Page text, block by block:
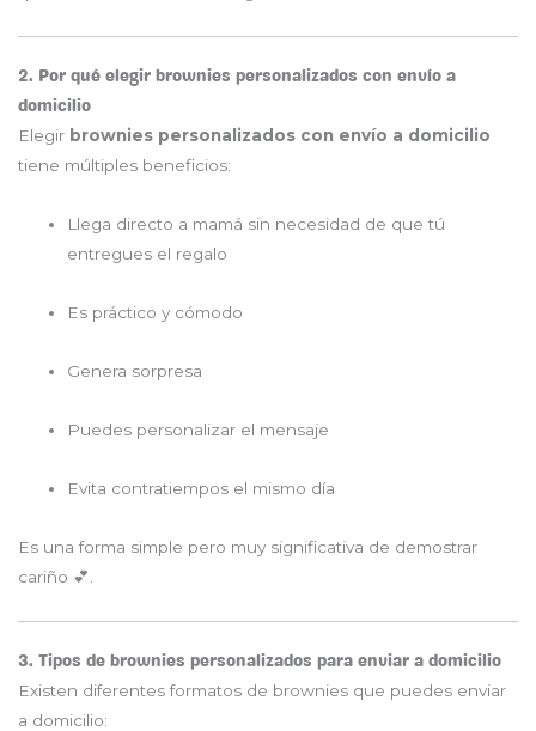
2. Por qué elegir brownies personalizados con envío a
domicilio
Elegir brownies personalizados con envío a domicilio
tiene múltiples beneficios:
Llega directo a mamá sin necesidad de que tú
entregues el regalo
Es práctico y cómodo
Genera sorpresa
Puedes personalizar el mensaje
Evita contratiempos el mismo día
Es una forma simple pero muy significativa de demostrar
cariño 💕.
3. Tipos de brownies personalizados para enviar a domicilio
Existen diferentes formatos de brownies que puedes enviar
a domicilio: